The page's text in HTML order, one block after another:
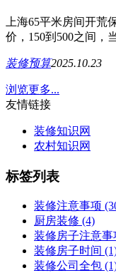
上海65平米房间开
价，150到500之间，
装修预算2025.10.23
浏览更多...
友情链接
装修知识网
农村知识网
标签列表
装修注意事项
厨房装修 (4)
装修房子注意事
装修房子时间
装修公司全包